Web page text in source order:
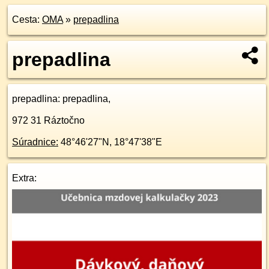
Cesta: OMA» prepadlina
prepadlina
prepadlina: prepadlina,
972 31 Ráztočno
Súradnice: 48°46'27"N , 18°47'38"E
Extra: